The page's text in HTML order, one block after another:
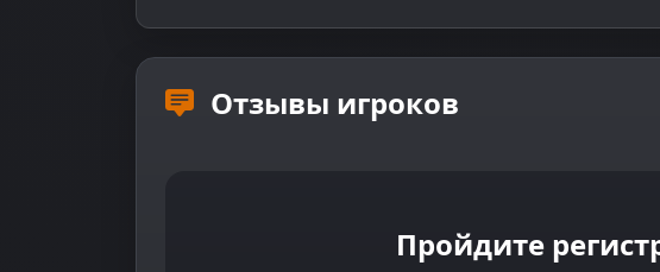
Отзывы игроков
Пройдите